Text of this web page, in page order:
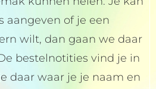
aangeven of je een
wilt, dan gaan we daar
bestelnotities vind je in
daar waar je je naam en